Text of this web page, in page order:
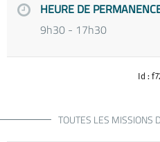
HEURE DE
9h30 - 17h30
Id :
TOUTES LES MISSIONS